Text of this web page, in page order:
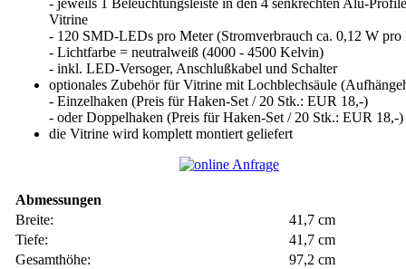
- jeweils 1 Beleuchtungsleiste in den 4 senkrechten Alu-
Vitrine
- 120 SMD-LEDs pro Meter (Stromverbrauch ca. 0,12 W
- Lichtfarbe = neutralweiß (4000 - 4500 Kelvin)
- inkl. LED-Versoger, Anschlußkabel und Schalter
optionales Zubehör für Vitrine mit Lochblechsäule
- Einzelhaken (Preis für Haken-Set / 20 Stk.: EUR 18,-)
- oder Doppelhaken (Preis für Haken-Set / 20 Stk.: EUR 18,-)
die Vitrine wird komplett montiert geliefert
Abmessungen
Breite:
41,7 cm
Tiefe:
41,7 cm
Gesamthöhe:
97,2 cm